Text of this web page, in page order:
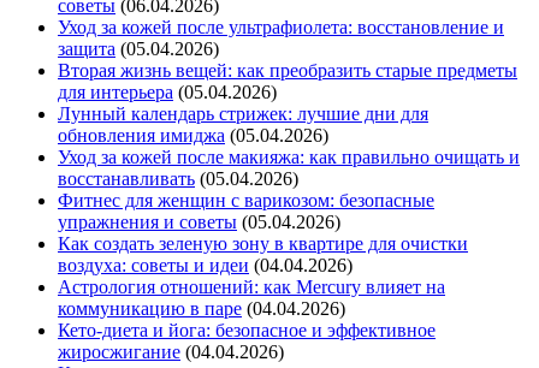
советы (06.04.2026)
Уход за кожей после ультрафиолета: восстановление и
защита (05.04.2026)
Вторая жизнь вещей: как преобразить старые предметы
для интерьера (05.04.2026)
Лунный календарь стрижек: лучшие дни для
обновления имиджа (05.04.2026)
Уход за кожей после макияжа: как правильно очищать и
восстанавливать (05.04.2026)
Фитнес для женщин с варикозом: безопасные
упражнения и советы (05.04.2026)
Как создать зеленую зону в квартире для очистки
воздуха: советы и идеи (04.04.2026)
Астрология отношений: как Mercury влияет на
коммуникацию в паре (04.04.2026)
Кето-диета и йога: безопасное и эффективное
жиросжигание (04.04.2026)